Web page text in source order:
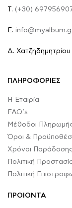
Τ. (+30)
E.
Δ. Χατζηδημητρίου
ΠΛΗΡΟΦΟΡΙΕΣ
Η Εταιρία
FAQ’s
Μέθοδοι
Όροι &
Χρόνοι
Πολιτική
Πολιτική
ΠΡΟΙΟΝΤΑ